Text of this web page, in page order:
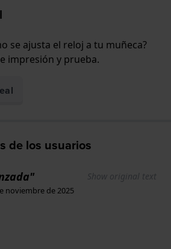
se ajusta el reloj a tu muñeca?
impresión y prueba.
de los usuarios
Show original text
noviembre de 2025